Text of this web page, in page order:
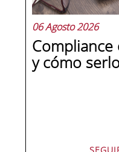
06 Agosto 2026
y cómo